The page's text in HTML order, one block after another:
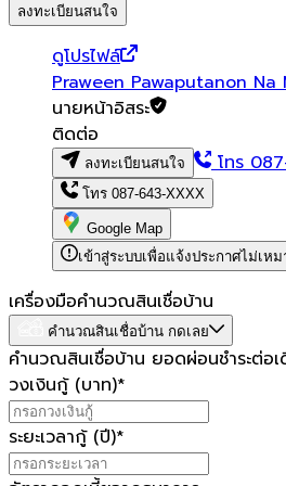
ลงทะเบียนสนใจ
ดูโปรไฟล์
Praween Pawaputanon Na
นายหน้าอิสระ
ติดต่อ
ลงทะเบียนสนใจ โทร
โทร 087-643-XXXX
Google Map
เข้าสู่ระบบเพื่อแจ้งประกาศไม่เหม
เครื่องมือคำนวณสินเชื่อบ้าน
คำนวณสินเชื่อบ้าน กดเลย
คำนวณสินเชื่อบ้าน ยอดผ่อนชำระต่อ
วงเงินกู้ (บาท)*
ระยะเวลากู้ (ปี)*